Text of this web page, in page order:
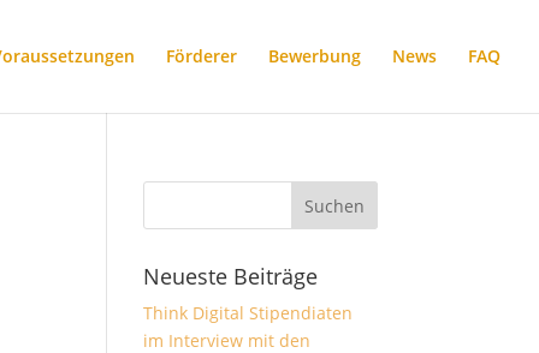
Förderer Bewerbung News FAQ
Neueste Beiträge
Think Digital Stipendiaten
im Interview mit den